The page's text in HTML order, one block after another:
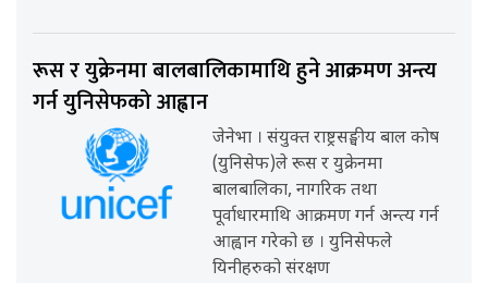
रूस र युक्रेनमा बालबालिकामाथि हुने आक्रमण अन्त्य
गर्न युनिसेफको आह्वान
जेनेभा । संयुक्त राष्ट्रसङ्घीय बाल कोष
(युनिसेफ)ले रूस र युक्रेनमा
बालबालिका, नागरिक तथा
पूर्वाधारमाथि आक्रमण गर्न अन्त्य गर्न
आह्वान गरेको छ । युनिसेफले
यिनीहरुको संरक्षण